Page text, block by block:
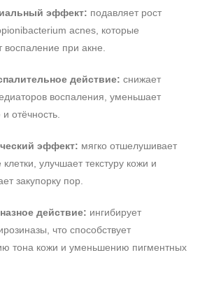
эффект: подавляет рост
acnes, которые
воспаление при акне.
действие: снижает
воспаления, уменьшает
отёчность.
эффект: мягко отшелушивает
улучшает текстуру кожи и
закупорку пор.
действие: ингибирует
что способствует
тона кожи и уменьшению пигментных